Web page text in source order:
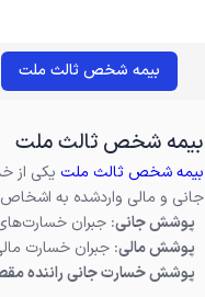
بیمه شخص ثالث ملت
بیمه شخص ثالث ملت
بیمه شخص ثالث ملتیکی از
جانی و مالی واردشده به
پوشش جانی: جبران
پوشش مالی: جبران خسارت
پوشش خسارت جانی راننده